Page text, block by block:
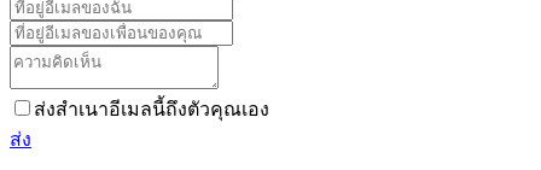
ส่งสำเนาอีเมลนี้ถึงตัวคุณเอง
ส่ง